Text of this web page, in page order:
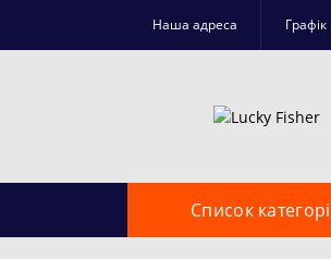
Наша адреса
Список